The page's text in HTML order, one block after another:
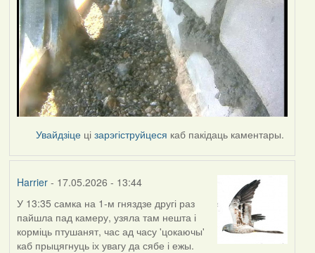
Увайдзіце цізарэгіструйцеся каб пакідаць каментары.
Harrier- 17.05.2026 - 13:44
У 13:35 самка на 1-м гняздзе другі раз
пайшла пад камеру, узяла там нешта і
корміць птушанят, час ад часу 'цокаючы'
каб прыцягнуць іх увагу да сябе і ежы.